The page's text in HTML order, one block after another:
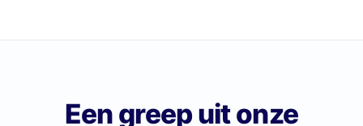
Een greep uit onze